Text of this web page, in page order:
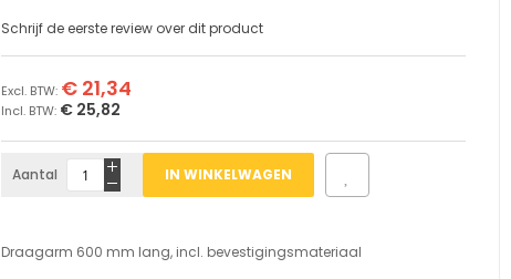
Schrijf de eerste review over dit product
€ 25,82
€ 21,34
Aantal IN WINKELWAGEN
Draagarm 600 mm lang, incl. bevestigingsmateriaal